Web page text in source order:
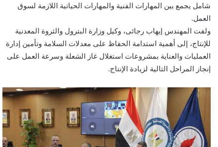
شامل يجمع بين المهارات الفنية والمهارات الحياتية اللازمة لسوق
العمل.
ولفت المهندس إيهاب رجائى، وكيل وزارة البترول والثروة المعدنية
للإنتاج، إلى أهمية استدامة الحفاظ على معدلات السلامة وتأمين إدارة
العمليات والعناية بمشروعات استغلال غاز الشعلة وسرعة العمل على
إنجاز المراحل التالية لزيادة الإنتاج.